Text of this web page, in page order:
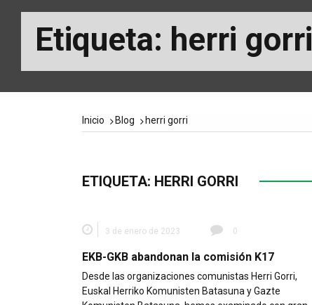
Etiqueta: herri gorri
Inicio Blog herri gorri
ETIQUETA: HERRI GORRI
3 de enero de 2023 0
EKB-GKB abandonan la comisión K17
Desde las organizaciones comunistas Herri Gorri,
Euskal Herriko Komunisten Batasuna y Gazte